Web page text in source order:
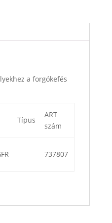
a forgókefés
Típus
ART
szám
737807